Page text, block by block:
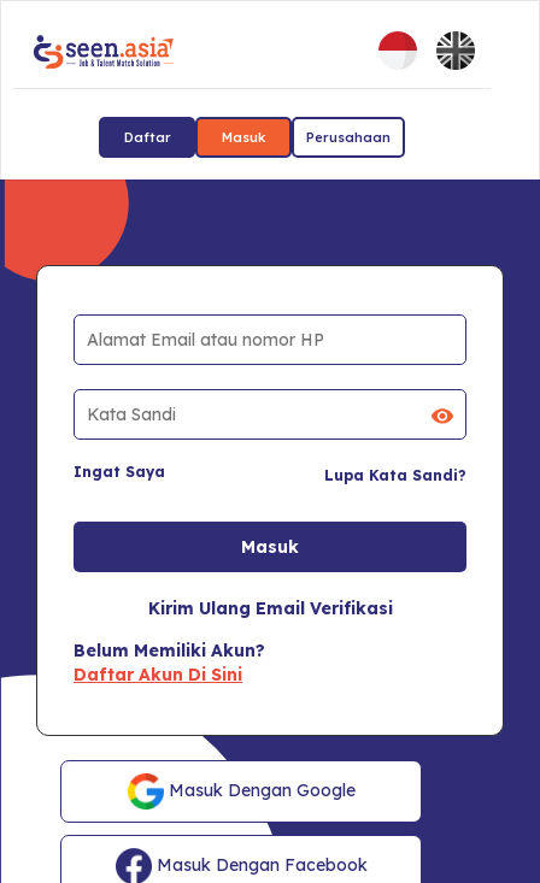
Daftar Masuk Perusahaan
Ingat Saya Lupa Kata Sandi?
Kirim Ulang Email Verifikasi
Belum Memiliki Akun?
Daftar Akun Di Sini
Masuk Dengan Google
Masuk Dengan Facebook